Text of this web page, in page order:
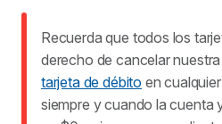
Recuerda que todos los
derecho de cancelar
tarjeta de débito en
siempre y cuando la cuenta